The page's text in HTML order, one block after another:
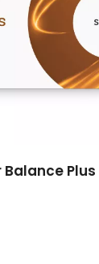
Balance Plus